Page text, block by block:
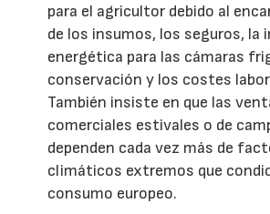
para el agricultor debido al
de los insumos, los seguros, la
energética para las cámaras
conservación y los costes
También insiste en que las
comerciales estivales o de
dependen cada vez más de
climáticos extremos que
consumo europeo.